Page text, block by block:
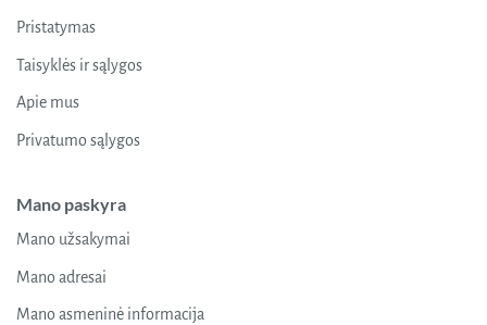
Pristatymas
Taisyklės ir sąlygos
Apie mus
Privatumo sąlygos
Mano paskyra
Mano užsakymai
Mano adresai
Mano asmeninė informacija